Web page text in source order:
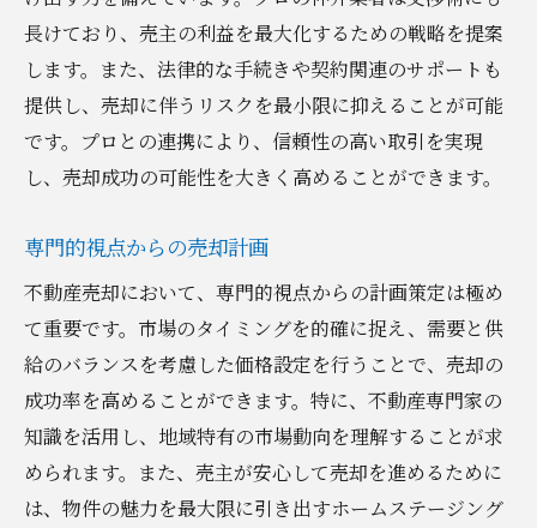
長けており、売主の利益を最大化するための戦略を提案
します。また、法律的な手続きや契約関連のサポートも
提供し、売却に伴うリスクを最小限に抑えることが可能
です。プロとの連携により、信頼性の高い取引を実現
し、売却成功の可能性を大きく高めることができます。
専門的視点からの売却計画
不動産売却において、専門的視点からの計画策定は極め
て重要です。市場のタイミングを的確に捉え、需要と供
給のバランスを考慮した価格設定を行うことで、売却の
成功率を高めることができます。特に、不動産専門家の
知識を活用し、地域特有の市場動向を理解することが求
められます。また、売主が安心して売却を進めるために
は、物件の魅力を最大限に引き出すホームステージング